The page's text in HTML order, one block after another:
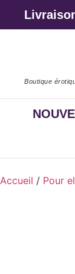
Boutique
Accueil / Pour